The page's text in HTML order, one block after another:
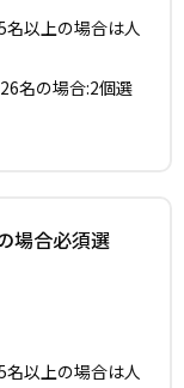
以上の場合は人
名の場合:2個選
場合必須選
以上の場合は人